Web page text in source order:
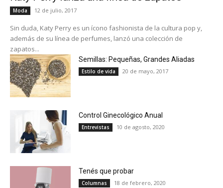
Moda 12 de julio, 2017
Sin duda, Katy Perry es un ícono fashionista de la cultura pop y,
además de su línea de perfumes, lanzó una colección de
zapatos...
Semillas: Pequeñas, Grandes Aliadas
Estilo de vida 20 de mayo, 2017
Control Ginecológico Anual
Entrevistas 10 de agosto, 2020
Tenés que probar
Columnas 18 de febrero, 2020